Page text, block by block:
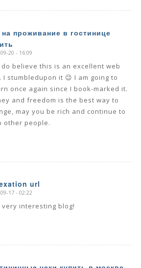
на проживание в гостинице
20 - 16:09
do believe this is an excellent web
I stumbledupon it 😉 I am going to
once again since I book-marked it.
and freedom is the best way to
may you be rich and continue to
other people.
url
17 - 02:22
very interesting blog!